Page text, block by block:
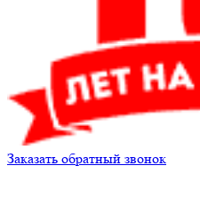
Заказать обратный звонок